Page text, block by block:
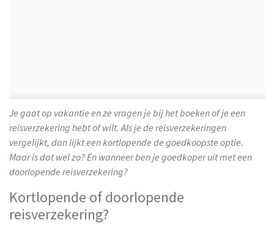
Je gaat op vakantie en ze vragen je bij het boeken of je een
reisverzekering hebt of wilt. Als je de reisverzekeringen
vergelijkt, dan lijkt een kortlopende de goedkoopste optie.
Maar is dat wel zo? En wanneer ben je goedkoper uit met een
doorlopende reisverzekering?
Kortlopende of doorlopende
reisverzekering?